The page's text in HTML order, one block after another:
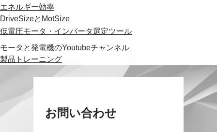
エネルギー効率
DriveSizeとMotSize
低電圧モータ・インバータ選定ツール
モータと発電機のYoutubeチャンネル
製品トレーニング
お問い合わせ